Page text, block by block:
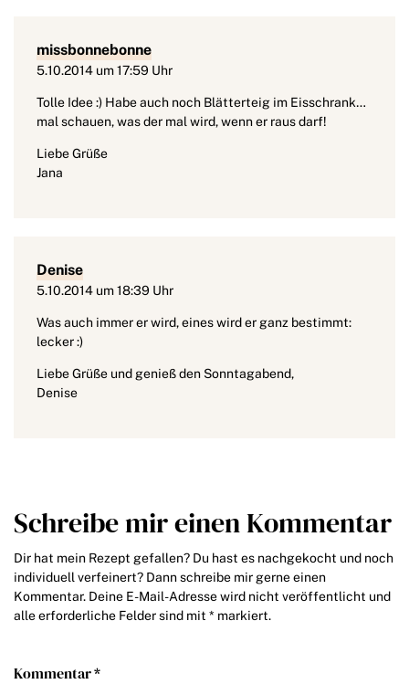
missbonnebonne
5.10.2014 um 17:59 Uhr
Tolle Idee :) Habe auch noch Blätterteig im Eisschrank…
mal schauen, was der mal wird, wenn er raus darf!
Liebe Grüße
Jana
Denise
5.10.2014 um 18:39 Uhr
Was auch immer er wird, eines wird er ganz bestimmt:
lecker :)
Liebe Grüße und genieß den Sonntagabend,
Denise
Schreibe mir einen Kommentar
Dir hat mein Rezept gefallen? Du hast es nachgekocht und noch
individuell verfeinert? Dann schreibe mir gerne einen
Kommentar. Deine E-Mail-Adresse wird nicht veröffentlicht und
alle erforderliche Felder sind mit * markiert.
Kommentar *